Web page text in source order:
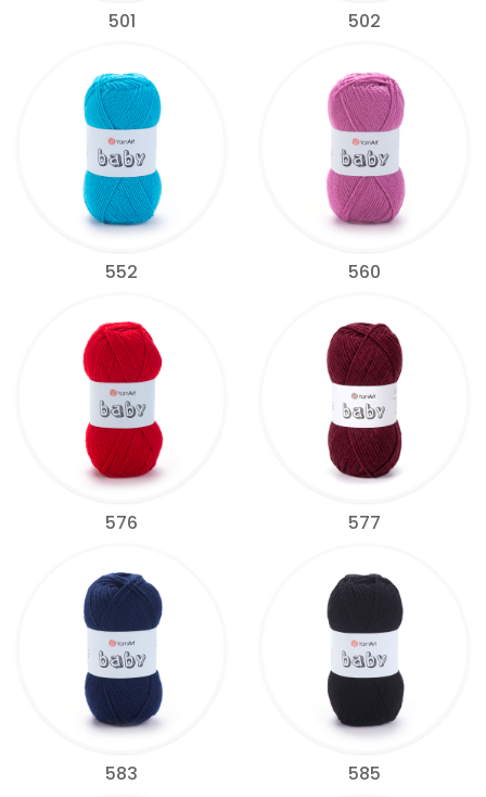
501 502
552 560
576 577
583 585